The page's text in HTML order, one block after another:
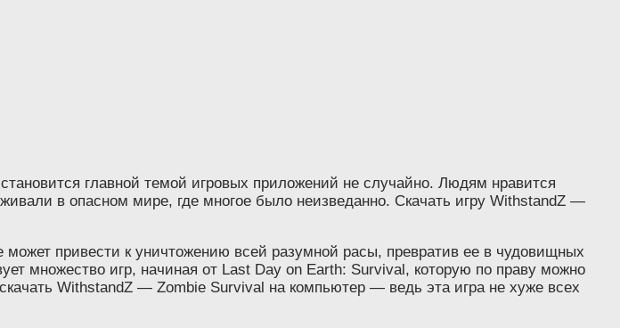
главной темой игровых приложений не случайно. Людям нравится
в опасном мире, где многое было неизведанно. Скачать игру WithstandZ —
привести к уничтожению всей разумной расы, превратив ее в чудовищных
множество игр, начиная от Last Day on Earth: Survival, которую по праву можно
WithstandZ — Zombie Survival на компьютер — ведь эта игра не хуже всех